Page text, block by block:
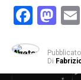
Pubblicato
Di